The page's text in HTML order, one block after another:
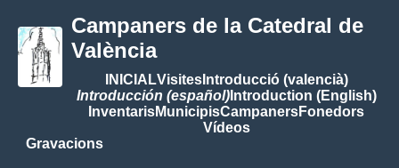
Campaners de la Catedral de
València
INICIALVisitesIntroducció (valencià)
Introducción (español)Introduction (English)
InventarisMunicipisCampanersFonedors
Vídeos
Gravacions